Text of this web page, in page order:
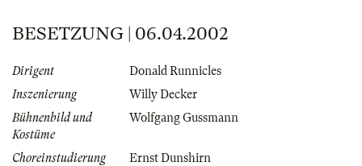
BESETZUNG | 06.04.2002
Dirigent
Donald Runnicles
Inszenierung
Willy Decker
Bühnenbild und
Kostüme
Wolfgang Gussmann
Choreinstudierung Ernst Dunshirn